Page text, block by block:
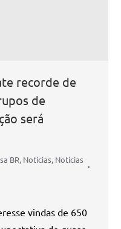
recorde de
de
será
BR, Notícias, Notícias
vindas de 650